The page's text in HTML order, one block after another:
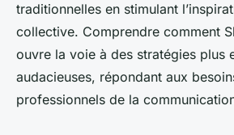
traditionnelles en stimulant
collective. Comprendre comment
ouvre la voie à des stratégies plus
audacieuses, répondant aux
professionnels de la